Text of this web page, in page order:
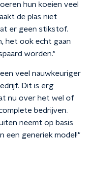
hun koeien veel
de plas niet
er geen stikstof.
het ook echt gaan
worden."
veel nauwkeuriger
Dit is erg
nu over het wel of
bedrijven.
neemt op basis
een generiek model!"